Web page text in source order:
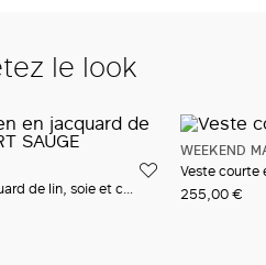
le look
Pasticcino Bag moyen en jacquard de lin, soie et coton
WEEKEND
Veste courte
255,00 €